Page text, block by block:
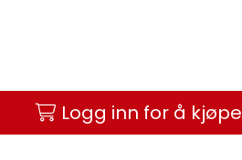
Logg inn for å kjøpe